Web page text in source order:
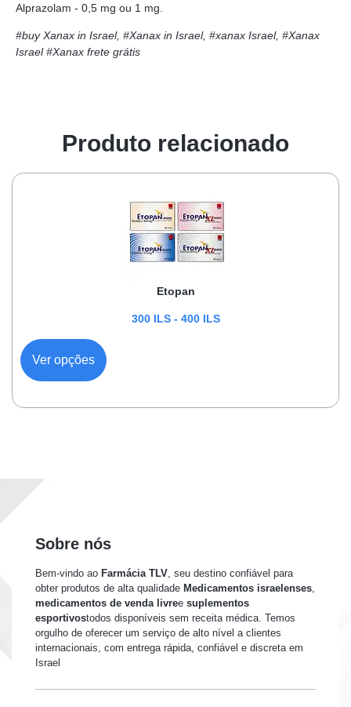
Alprazolam - 0,5 mg ou 1 mg.
#buy Xanax in Israel, #Xanax in Israel, #xanax Israel, #Xanax
Israel #Xanax frete grátis
Produto relacionado
Etopan
300 ILS - 400 ILS
Ver opções
Sobre nós
Bem-vindo ao Farmácia TLV , seu destino confiável para
obter produtos de alta qualidade Medicamentos israelenses
medicamentos de venda livree suplementos
esportivostodos disponíveis sem receita médica. Temos
orgulho de oferecer um serviço de alto nível a clientes
internacionais, com entrega rápida, confiável e discreta em
Israel